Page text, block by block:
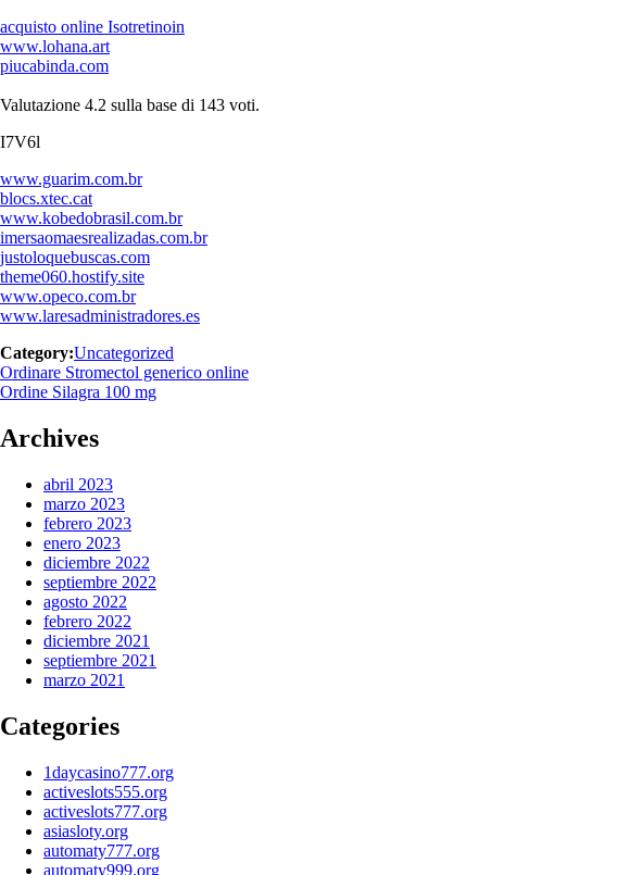
acquisto online Isotretinoin
www.lohana.art
piucabinda.com
Valutazione 4.2 sulla base di 143 voti.
I7V6l
www.guarim.com.br
blocs.xtec.cat
www.kobedobrasil.com.br
imersaomaesrealizadas.com.br
justoloquebuscas.com
theme060.hostify.site
www.opeco.com.br
www.laresadministradores.es
Category:Uncategorized
Navegación
de
entradas
Previous
post:
Ordinare Stromectol generico online
Next
Ordine Silagra 100 mg
Archives
abril 2023
marzo 2023
febrero 2023
enero 2023
diciembre 2022
septiembre 2022
agosto 2022
febrero 2022
diciembre 2021
septiembre 2021
marzo 2021
Categories
1daycasino777.org
activeslots555.org
activeslots777.org
asiasloty.org
automaty777.org
automaty999.org